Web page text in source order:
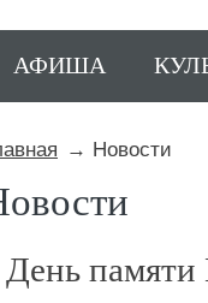
АФИША
Новости
День